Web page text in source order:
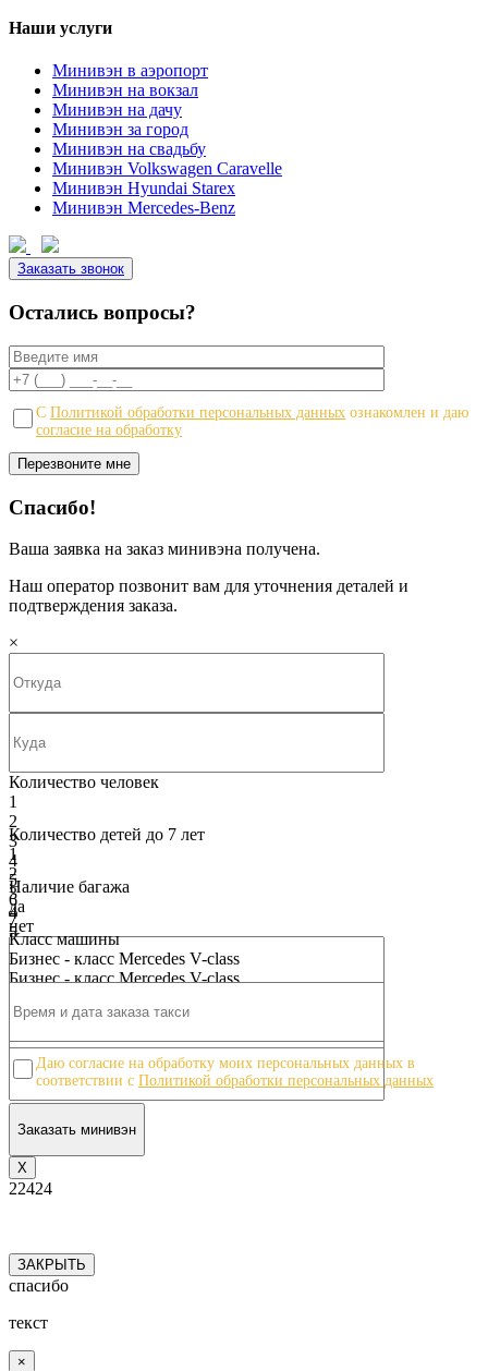
Наши услуги
Минивэн в аэропорт
Минивэн на вокзал
Минивэн на дачу
Минивэн за город
Минивэн на свадьбу
Минивэн Volkswagen Caravelle
Минивэн Hyundai Starex
Минивэн Mercedes-Benz
Заказать звонок
Остались вопросы?
С Политикой обработки персональных данных ознакомлен и даю
согласие на обработку
Спасибо!
Ваша заявка на заказ минивэна получена.
Наш оператор позвонит вам для уточнения деталей и
подтверждения заказа.
×
Количество человек
1
2
3
4
5
6
7
8
9
10
Количество детей до 7 лет
1
2
3
4
5
6
7
9
Наличие багажа
да
нет
Класс машины
Бизнес - класс Mercedes V-class
Бизнес - класс Mercedes V-class
Даю согласие на обработку моих персональных данных в
соответствии с Политикой обработки персональных данных
Х
22424
ЗАКРЫТЬ
спасибо
текст
×